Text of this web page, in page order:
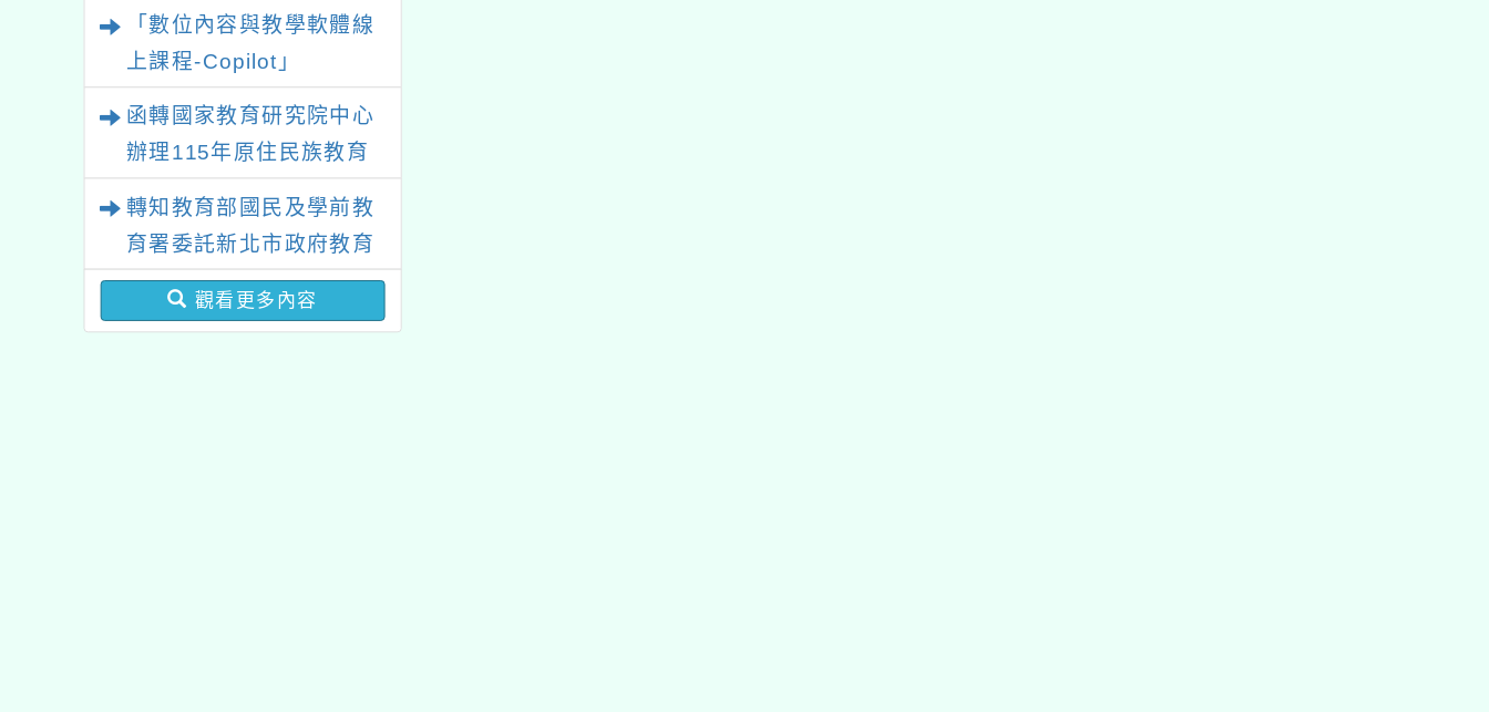
「數位內容與教學軟體線
上課程-Copilot」
函轉國家教育研究院中心
辦理115年原住民族教育
轉知教育部國民及學前教
育署委託新北市政府教育
局辦理「115年度教師專
業成長研習實施計畫－夢
觀看更多內容